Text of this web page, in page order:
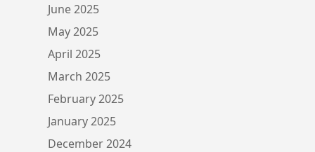
June 2025
May 2025
April 2025
March 2025
February 2025
January 2025
December 2024